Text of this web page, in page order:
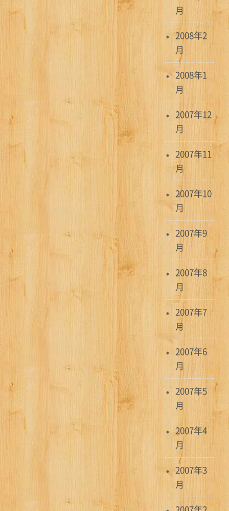
月
2008年2
月
2008年1
月
2007年12
月
2007年11
月
2007年10
月
2007年9
月
2007年8
月
2007年7
月
2007年6
月
2007年5
月
2007年4
月
2007年3
月